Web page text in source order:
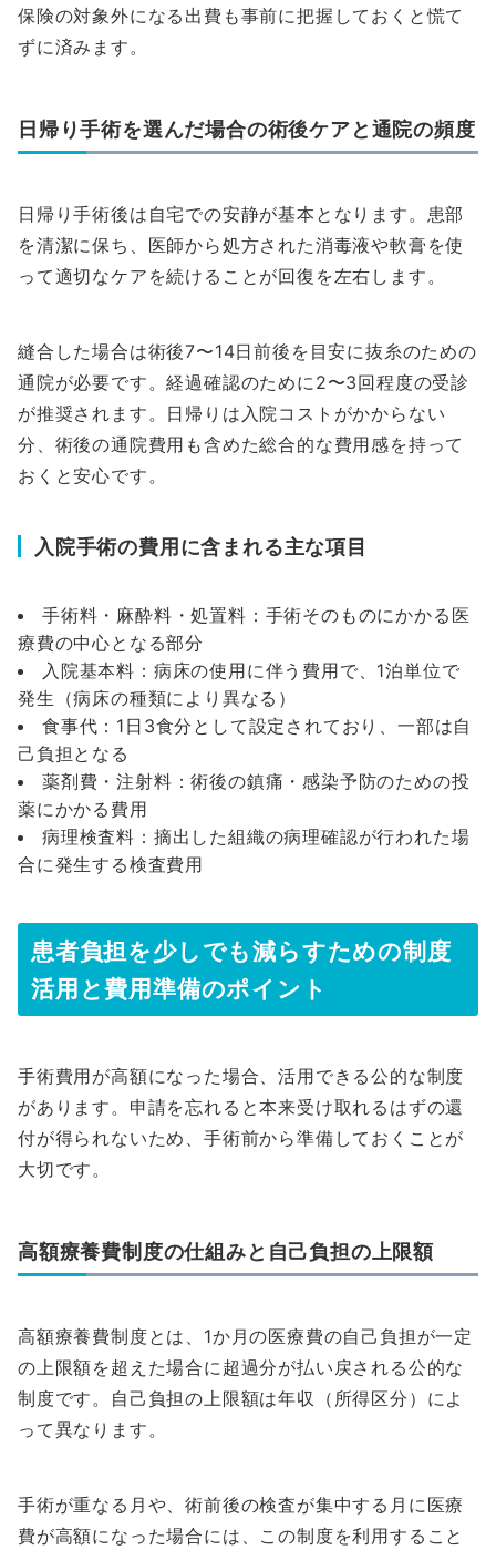
保険の対象外になる出費も事前に把握しておくと慌て
ずに済みます。
日帰り手術を選んだ場合の術後ケアと通院の頻度
日帰り手術後は自宅での安静が基本となります。患部
を清潔に保ち、医師から処方された消毒液や軟膏を使
って適切なケアを続けることが回復を左右します。
縫合した場合は術後7〜14日前後を目安に抜糸のための
通院が必要です。経過確認のために2〜3回程度の受診
が推奨されます。日帰りは入院コストがかからない
分、術後の通院費用も含めた総合的な費用感を持って
おくと安心です。
入院手術の費用に含まれる主な項目
手術料・麻酔料・処置料：手術そのものにかかる医
療費の中心となる部分
入院基本料：病床の使用に伴う費用で、1泊単位で
発生（病床の種類により異なる）
食事代：1日3食分として設定されており、一部は自
己負担となる
薬剤費・注射料：術後の鎮痛・感染予防のための投
薬にかかる費用
病理検査料：摘出した組織の病理確認が行われた場
合に発生する検査費用
患者負担を少しでも減らすための制度
活用と費用準備のポイント
手術費用が高額になった場合、活用できる公的な制度
があります。申請を忘れると本来受け取れるはずの還
付が得られないため、手術前から準備しておくことが
大切です。
高額療養費制度の仕組みと自己負担の上限額
高額療養費制度とは、1か月の医療費の自己負担が一定
の上限額を超えた場合に超過分が払い戻される公的な
制度です。自己負担の上限額は年収（所得区分）によ
って異なります。
手術が重なる月や、術前後の検査が集中する月に医療
費が高額になった場合には、この制度を利用すること